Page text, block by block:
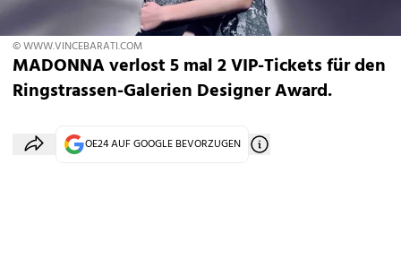
© WWW.VINCEBARATI.COM
MADONNA verlost 5 mal 2 VIP-Tickets für den
Ringstrassen-Galerien Designer Award.
OE24 AUF GOOGLE BEVORZUGEN